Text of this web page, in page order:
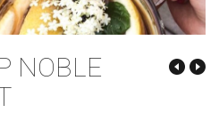
NOBLE